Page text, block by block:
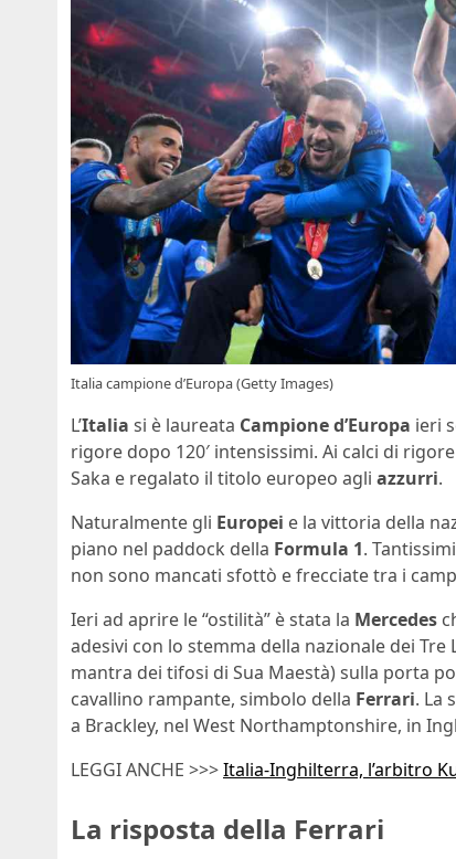
Italia campione d’Europa (Getty Images)
L’Italia si è laureata Campione d’Europa ieri
rigore dopo 120′ intensissimi. Ai calci di
Saka e regalato il titolo europeo agli azzurri.
Naturalmente gli Europei e la vittoria della
piano nel paddock della Formula 1.
non sono mancati sfottò e frecciate tra i
Ieri ad aprire le “ostilità” è stata la Mercedes
adesivi con lo stemma della nazionale dei Tre
mantra dei tifosi di Sua Maestà) sulla porta
cavallino rampante, simbolo della Ferrari. La
a Brackley, nel West Northamptonshire, in
LEGGI ANCHE >>>Italia-Inghilterra, l’arbitro
La risposta della Ferrari